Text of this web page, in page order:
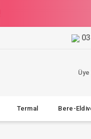
Termal Bere-